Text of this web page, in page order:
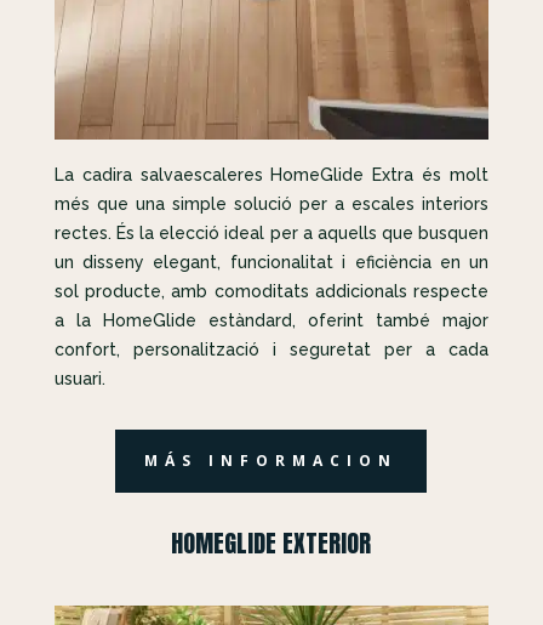
La cadira salvaescaleres HomeGlide Extra és molt
més que una simple solució per a escales interiors
rectes. És la elecció ideal per a aquells que busquen
un disseny elegant, funcionalitat i eficiència en un
sol producte, amb comoditats addicionals respecte
a la HomeGlide estàndard, oferint també major
confort, personalització i seguretat per a cada
usuari.
MÁS INFORMACION
HOMEGLIDE EXTERIOR